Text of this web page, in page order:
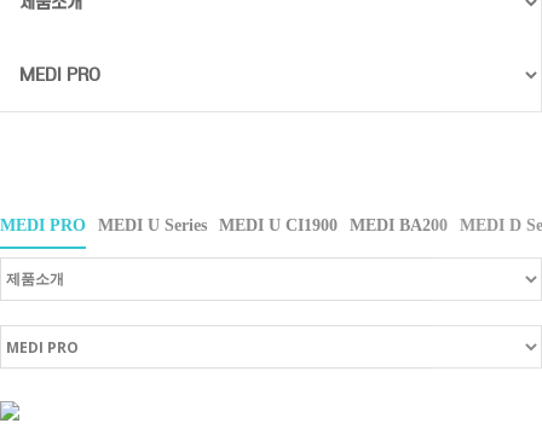
MEDI PRO MEDI U Series MEDI U CI1900 MEDI BA200 MEDI D